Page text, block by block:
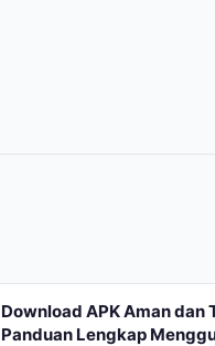
Download APK Aman dan
Panduan Lengkap